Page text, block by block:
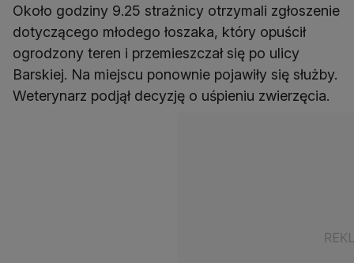
Około godziny 9.25 strażnicy otrzymali zgłoszenie
dotyczącego młodego łoszaka, który opuścił
ogrodzony teren i przemieszczał się po ulicy
Barskiej. Na miejscu ponownie pojawiły się służby.
Weterynarz podjął decyzję o uśpieniu zwierzęcia.